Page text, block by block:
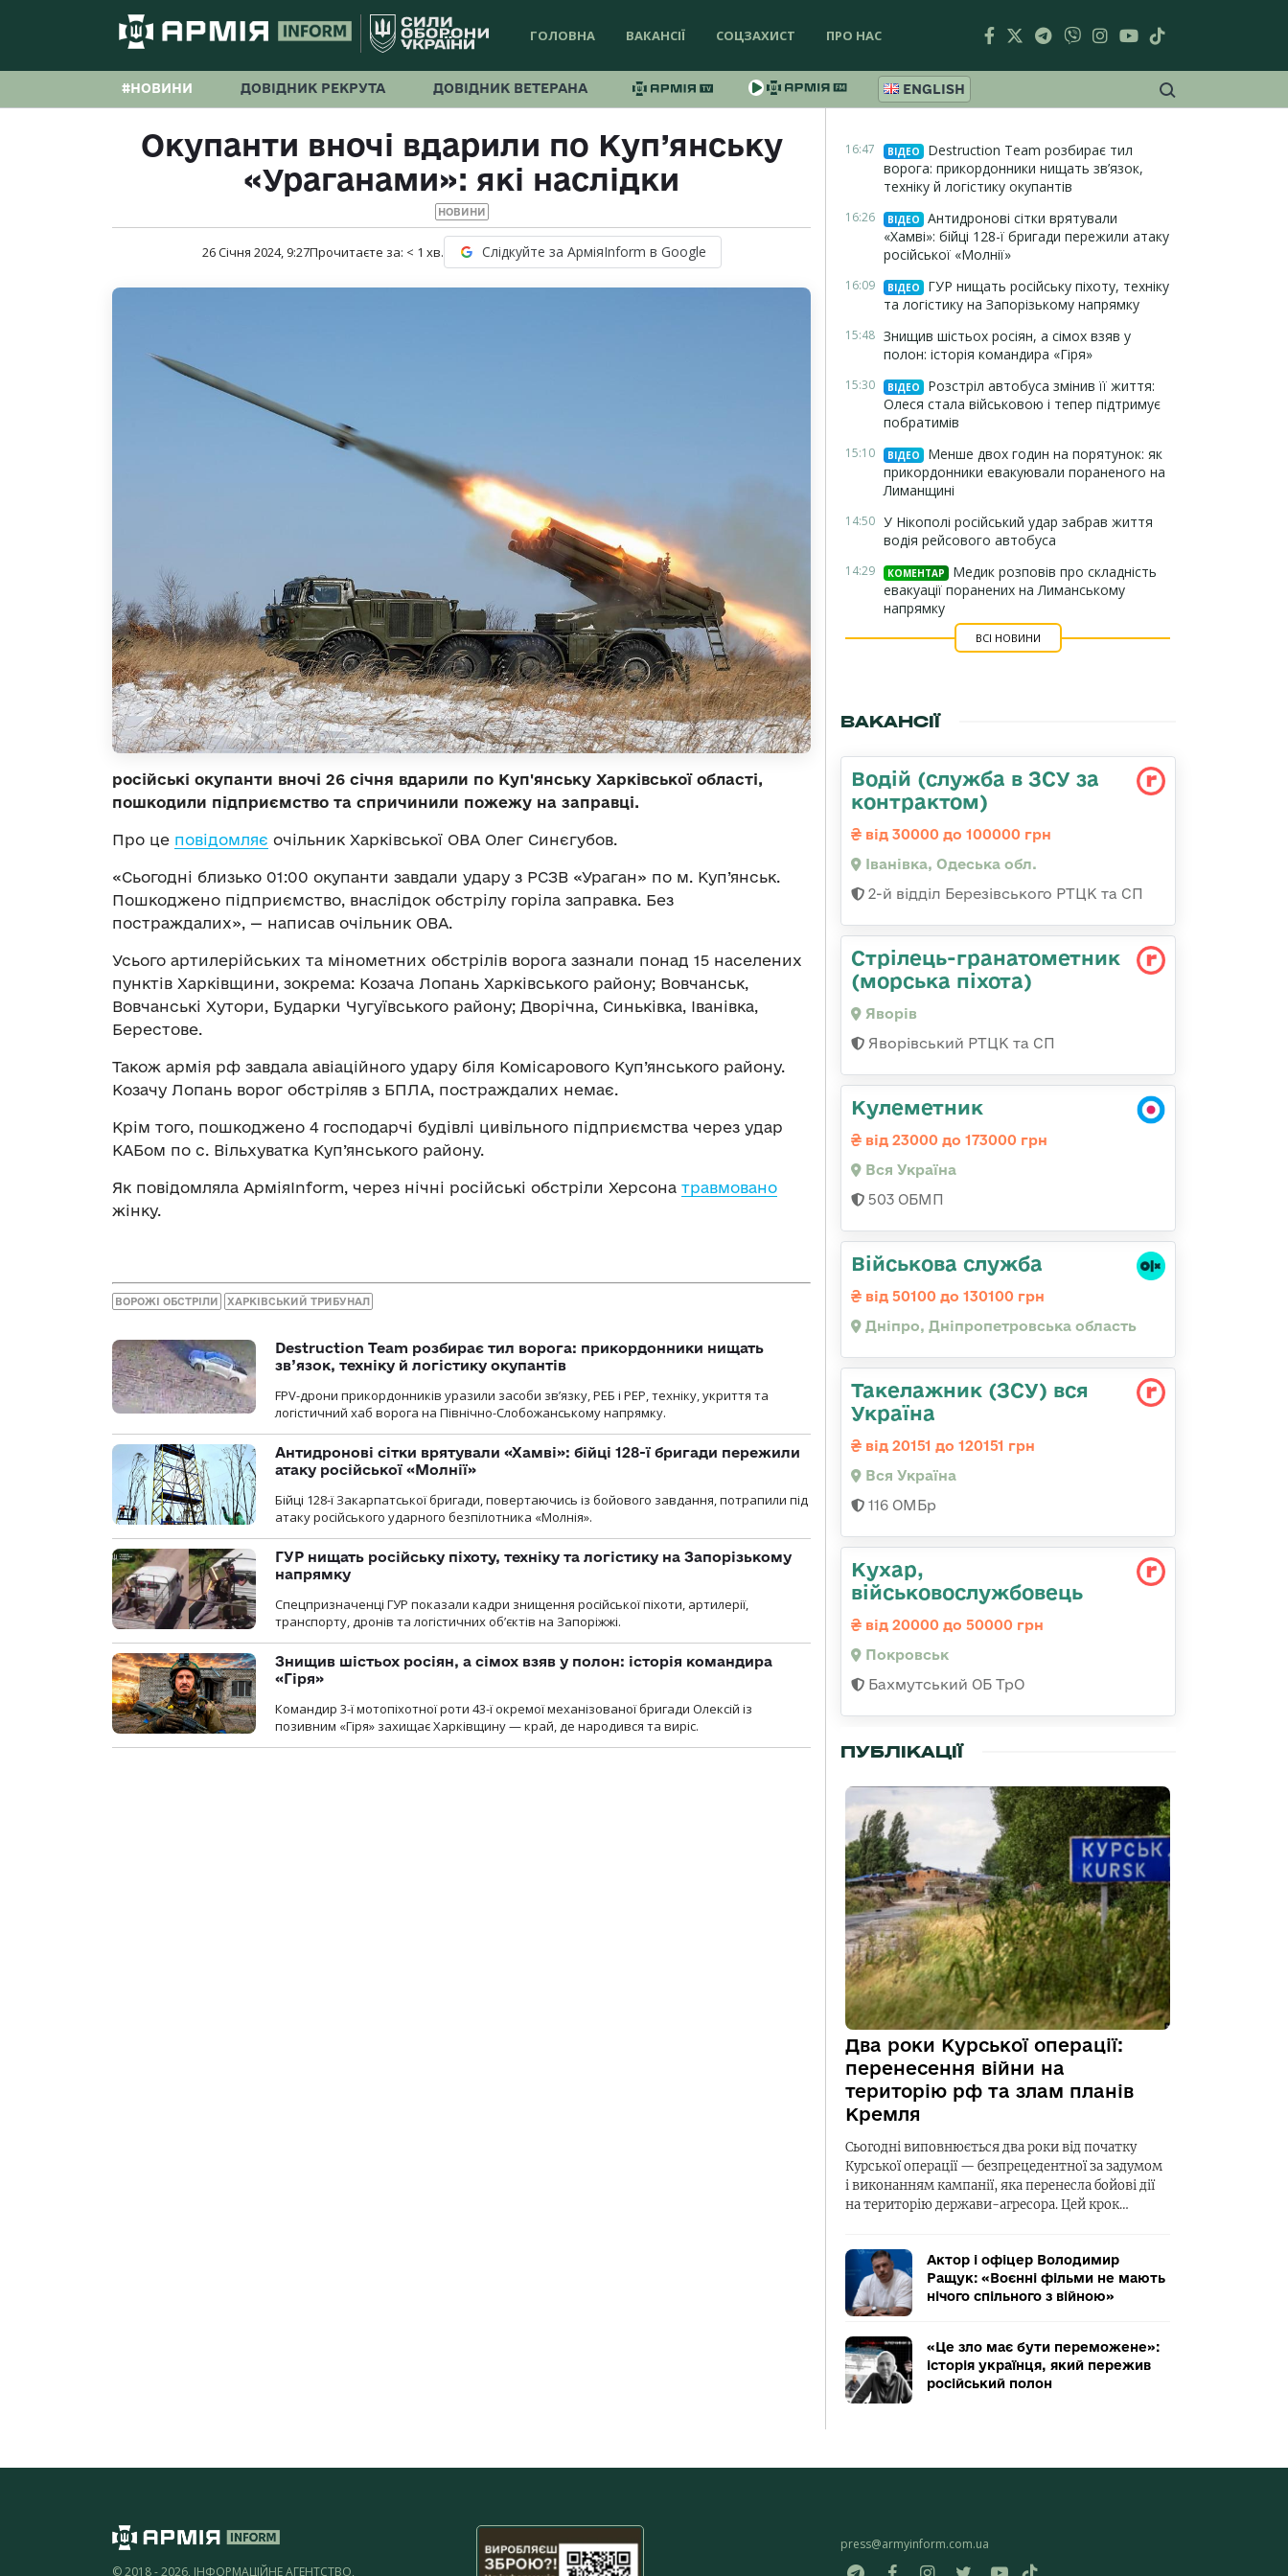
ГОЛОВНА ВАКАНСІЇ СОЦЗАХИСТ ПРО НАС
#НОВИНИ ДОВІДНИК РЕКРУТА ДОВІДНИК ВЕТЕРАНА ENGLISH
Окупанти вночі вдарили по Куп’янську
«Ураганами»: які наслідки
НОВИНИ
26 Січня 2024, 9:27Прочитаєте за: < 1 хв. Слідкуйте за АрміяInform в Google
російські окупанти вночі 26 січня вдарили по Куп'янську Харківської області,
пошкодили підприємство та спричинили пожежу на заправці.
Про це повідомляє очільник Харківської ОВА Олег Синєгубов.
«Сьогодні близько 01:00 окупанти завдали удару з РСЗВ «Ураган» по м. Куп’янськ.
Пошкоджено підприємство, внаслідок обстрілу горіла заправка. Без
постраждалих», — написав очільник ОВА.
Усього артилерійських та мінометних обстрілів ворога зазнали понад 15 населених
пунктів Харківщини, зокрема: Козача Лопань Харківського району; Вовчанськ,
Вовчанські Хутори, Бударки Чугуївського району; Дворічна, Синьківка, Іванівка,
Берестове.
Також армія рф завдала авіаційного удару біля Комісарового Куп’янського району.
Козачу Лопань ворог обстріляв з БПЛА, постраждалих немає.
Крім того, пошкоджено 4 господарчі будівлі цивільного підприємства через удар
КАБом по с. Вільхуватка Куп’янського району.
Як повідомляла АрміяInform, через нічні російські обстріли Херсона травмовано
жінку.
ВОРОЖІ ОБСТРІЛИ ХАРКІВСЬКИЙ ТРИБУНАЛ
Destruction Team розбирає тил ворога: прикордонники нищать
зв’язок, техніку й логістику окупантів
FPV-дрони прикордонників уразили засоби зв’язку, РЕБ і РЕР, техніку, укриття та
логістичний хаб ворога на Північно-Слобожанському напрямку.
Антидронові сітки врятували «Хамві»: бійці 128-ї бригади пережили
атаку російської «Молнії»
Бійці 128-ї Закарпатської бригади, повертаючись із бойового завдання, потрапили під
атаку російського ударного безпілотника «Молнія».
ГУР нищать російську піхоту, техніку та логістику на Запорізькому
напрямку
Спецпризначенці ГУР показали кадри знищення російської піхоти, артилерії,
транспорту, дронів та логістичних об’єктів на Запоріжжі.
Знищив шістьох росіян, а сімох взяв у полон: історія командира
«Гіря»
Командир 3-ї мотопіхотної роти 43-ї окремої механізованої бригади Олексій із
позивним «Гіря» захищає Харківщину — край, де народився та виріс.
16:47 ВІДЕО
Destruction Team розбирає тил
ворога: прикордонники нищать зв’язок,
техніку й логістику окупантів
16:26 ВІДЕО
Антидронові сітки врятували
«Хамві»: бійці 128-ї бригади пережили атаку
російської «Молнії»
16:09 ВІДЕО
ГУР нищать російську піхоту, техніку
та логістику на Запорізькому напрямку
15:48 Знищив шістьох росіян, а сімох взяв у
полон: історія командира «Гіря»
15:30 ВІДЕО
Розстріл автобуса змінив її життя:
Олеся стала військовою і тепер підтримує
побратимів
15:10 ВІДЕО
Менше двох годин на порятунок: як
прикордонники евакуювали пораненого на
Лиманщині
14:50 У Нікополі російський удар забрав життя
водія рейсового автобуса
14:29 КОМЕНТАР
Медик розповів про складність
евакуації поранених на Лиманському
напрямку
ВСІ НОВИНИ
ВАКАНСІЇ
Водій (служба в ЗСУ за
контрактом)
від 30000 до 100000 грн
Іванівка, Одеська обл.
2-й відділ Березівського РТЦК та СП
Стрілець-гранатометник
(морська піхота)
Яворів
Яворівський РТЦК та СП
Кулеметник
від 23000 до 173000 грн
Вся Україна
503 ОБМП
Військова служба
від 50100 до 130100 грн
Дніпро, Дніпропетровська область
Такелажник (ЗСУ) вся
Україна
від 20151 до 120151 грн
Вся Україна
116 ОМБр
Кухар,
військовослужбовець
від 20000 до 50000 грн
Покровськ
Бахмутський ОБ ТрО
ПУБЛІКАЦІЇ
Два роки Курської операції:
перенесення війни на
територію рф та злам планів
Кремля
Сьогодні виповнюється два роки від початку
Курської операції — безпрецедентної за задумом
і виконанням кампанії, яка перенесла бойові дії
на територію держави-агресора. Цей крок…
Актор і офіцер Володимир
Ращук: «Воєнні фільми не мають
нічого спільного з війною»
«Це зло має бути переможене»:
історія українця, який пережив
російський полон
© 2018 - 2026, ІНФОРМАЦІЙНЕ АГЕНТСТВО,
press@armyinform.com.ua